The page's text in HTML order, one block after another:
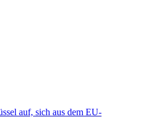
auf, sich aus dem EU-